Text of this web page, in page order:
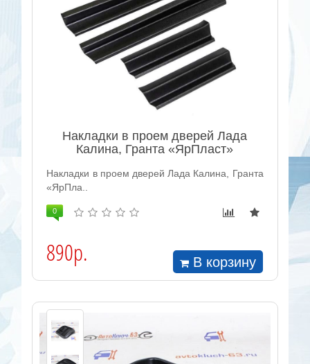
Накладки в проем дверей Лада
Калина, Гранта «ЯрПласт»
Накладки в проем дверей Лада Калина, Гранта
«ЯрПла..
0
890р. В корзину